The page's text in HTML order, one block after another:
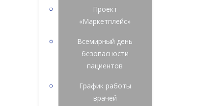
Проект
«Маркетплейс»
Всемирный день
безопасности
пациентов
График работы
врачей